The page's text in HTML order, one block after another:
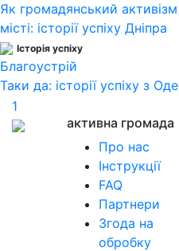
Як громадянський
місті: історії успіху Дніпра
Історія успіху
Благоустрій
Таки да: історії успіху з
1
активна громада
Про нас
Інструкції
FAQ
Партнери
Згода на
обробку